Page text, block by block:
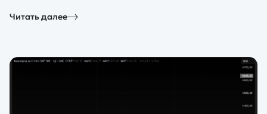
Читать далее